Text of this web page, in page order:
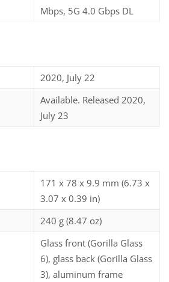
Mbps, 5G 4.0 Gbps DL
2020, July 22
Available. Released 2020,
July 23
171 x 78 x 9.9 mm (6.73 x
3.07 x 0.39 in)
240 g (8.47 oz)
Glass front (Gorilla Glass
6), glass back (Gorilla Glass
3), aluminum frame